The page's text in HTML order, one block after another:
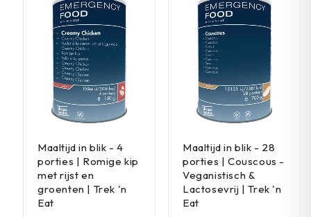
Maaltijd in blik - 4
porties | Romige kip
met rijst en
groenten | Trek 'n
Eat
Maaltijd in blik - 28
porties | Couscous -
Veganistisch &
Lactosevrij | Trek 'n
Eat